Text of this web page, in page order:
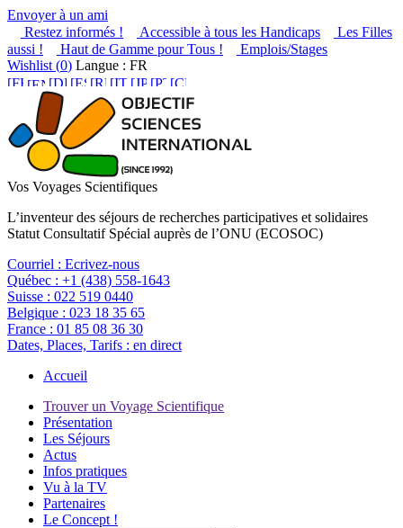
Envoyer à un ami
Restez informés !
Accessible à tous les Handicaps
Les Filles
aussi !
Haut de Gamme pour Tous !
Emplois/Stages
Wishlist (0) Langue : FR
Vos Voyages Scientifiques
L’inventeur des séjours de recherches participatives et solidaires
Statut Consultatif Spécial auprès de l’ONU (ECOSOC)
Courriel : Ecrivez-nous
Québec : +1 (438) 558-1643
Suisse : 022 519 0440
Belgique : 023 18 35 65
France : 01 85 08 36 30
Dates, Places, Tarifs : en direct
Accueil
Trouver un Voyage Scientifique
Présentation
Les Séjours
Actus
Infos pratiques
Vu à la TV
Partenaires
Le Concept !